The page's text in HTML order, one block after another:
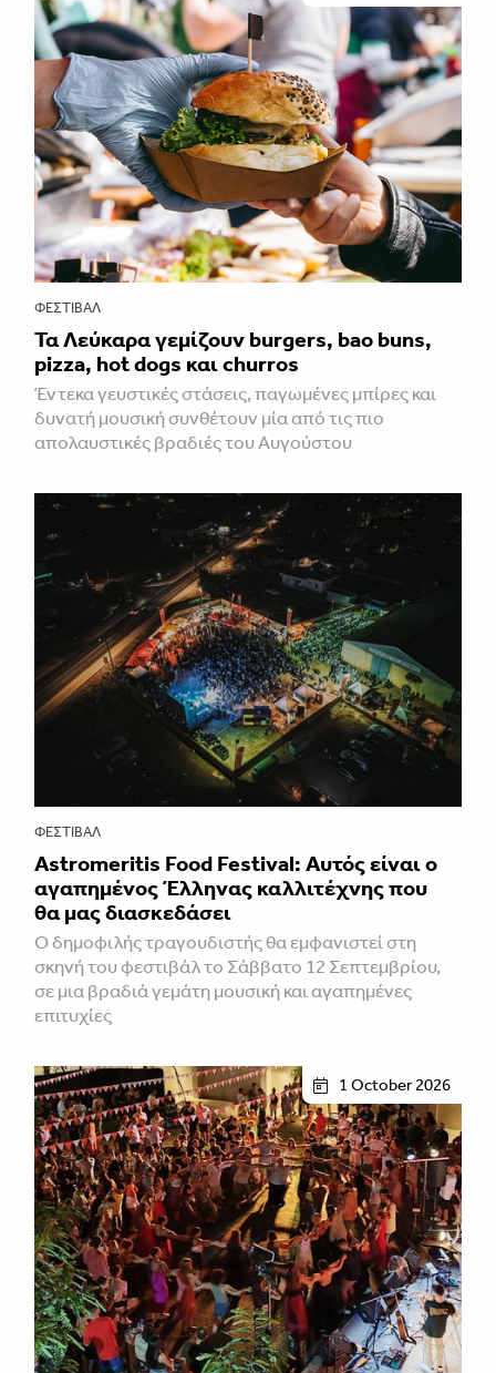
ΦΕΣΤΙΒΑΛ
Τα Λεύκαρα γεμίζουν burgers, bao buns,
pizza, hot dogs και churros
Έντεκα γευστικές στάσεις, παγωμένες μπίρες και
δυνατή μουσική συνθέτουν μία από τις πιο
απολαυστικές βραδιές του Αυγούστου
ΦΕΣΤΙΒΑΛ
Astromeritis Food Festival: Αυτός είναι ο
αγαπημένος Έλληνας καλλιτέχνης που
θα μας διασκεδάσει
Ο δημοφιλής τραγουδιστής θα εμφανιστεί στη
σκηνή του φεστιβάλ το Σάββατο 12 Σεπτεμβρίου,
σε μια βραδιά γεμάτη μουσική και αγαπημένες
επιτυχίες
1 October 2026